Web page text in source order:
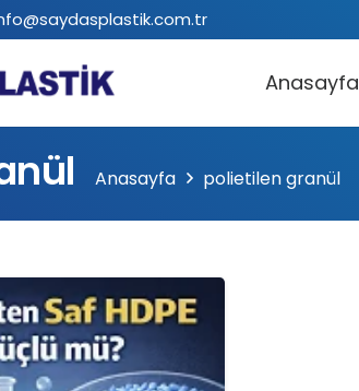
Anasayfa
Anasayfa polietilen granül